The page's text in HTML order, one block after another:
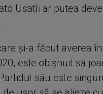
Usatîi ar putea
şi-a făcut averea
este obişnuit să
său este